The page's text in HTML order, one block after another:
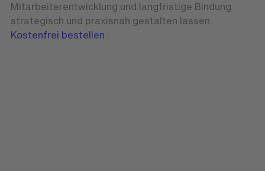
Mitarbeiterentwicklung und langfristige Bindung
strategisch und praxisnah gestalten lassen.
Kostenfrei bestellen